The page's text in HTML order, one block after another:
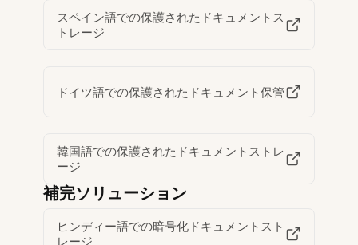
スペイン語での保護されたドキュメントス
トレージ
ドイツ語での保護されたドキュメント保管
韓国語での保護されたドキュメントストレ
ージ
補完ソリューション
ヒンディー語での暗号化ドキュメントスト
レージ